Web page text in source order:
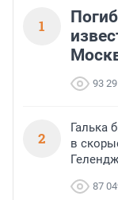
1
93
2
Галька
в
87